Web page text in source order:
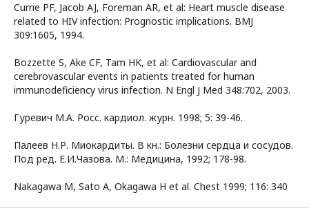
Currie PF, Jacob AJ, Foreman AR, et al: Heart muscle disease
related to HIV infection: Prognostic implications. BMJ
309:1605, 1994.
Bozzette S, Ake CF, Tam HK, et al: Cardiovascular and
cerebrovascular events in patients treated for human
immunodeficiency virus infection. N Engl J Med 348:702, 2003.
Гуревич М.А. Росс. кардиол. журн. 1998; 5: 39-46.
Палеев Н.Р. Миокардиты. В кн.: Болезни сердца и сосудов.
Под ред. Е.И.Чазова. М.: Медицина, 1992; 178-98.
Nakagawa М, Sato A, Okagawa H et al. Chest 1999; 116: 340